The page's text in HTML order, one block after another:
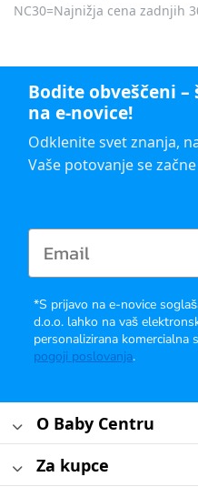
NC30=Najnižja cena zadnjih
Bodite obveščeni
na e-novice!
Odklenite svet znanja,
Vaše potovanje se
*S prijavo na e-novice
d.o.o. lahko na vaš
personalizirana komercialna
pogoji poslovanja.
O Baby Centru
Za kupce